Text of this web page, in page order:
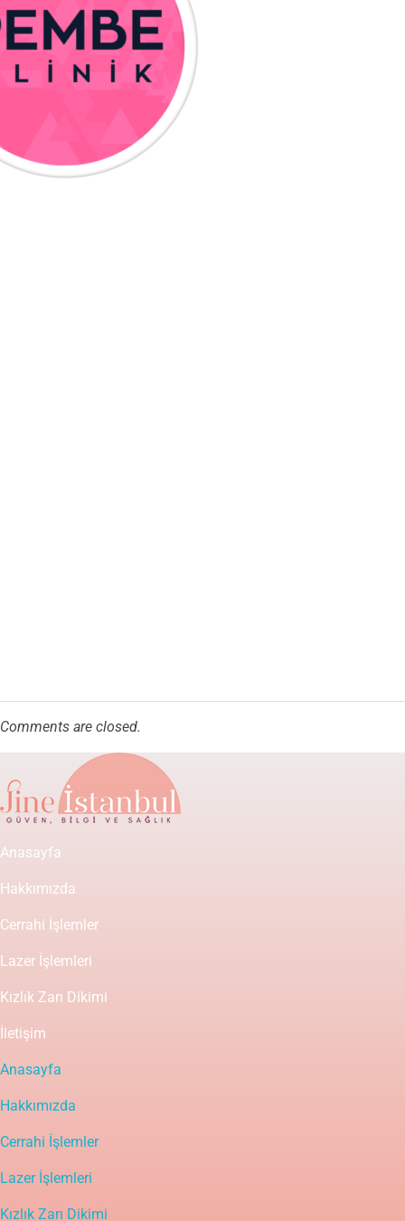
Comments are closed.
Anasayfa
Hakkımızda
Cerrahi İşlemler
Lazer İşlemleri
Kızlık Zarı Dikimi
İletişim
Anasayfa
Hakkımızda
Cerrahi İşlemler
Lazer İşlemleri
Kızlık Zarı Dikimi